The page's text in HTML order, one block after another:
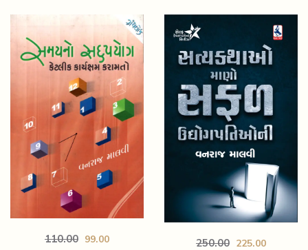
110.00 99.00 250.00 225.00